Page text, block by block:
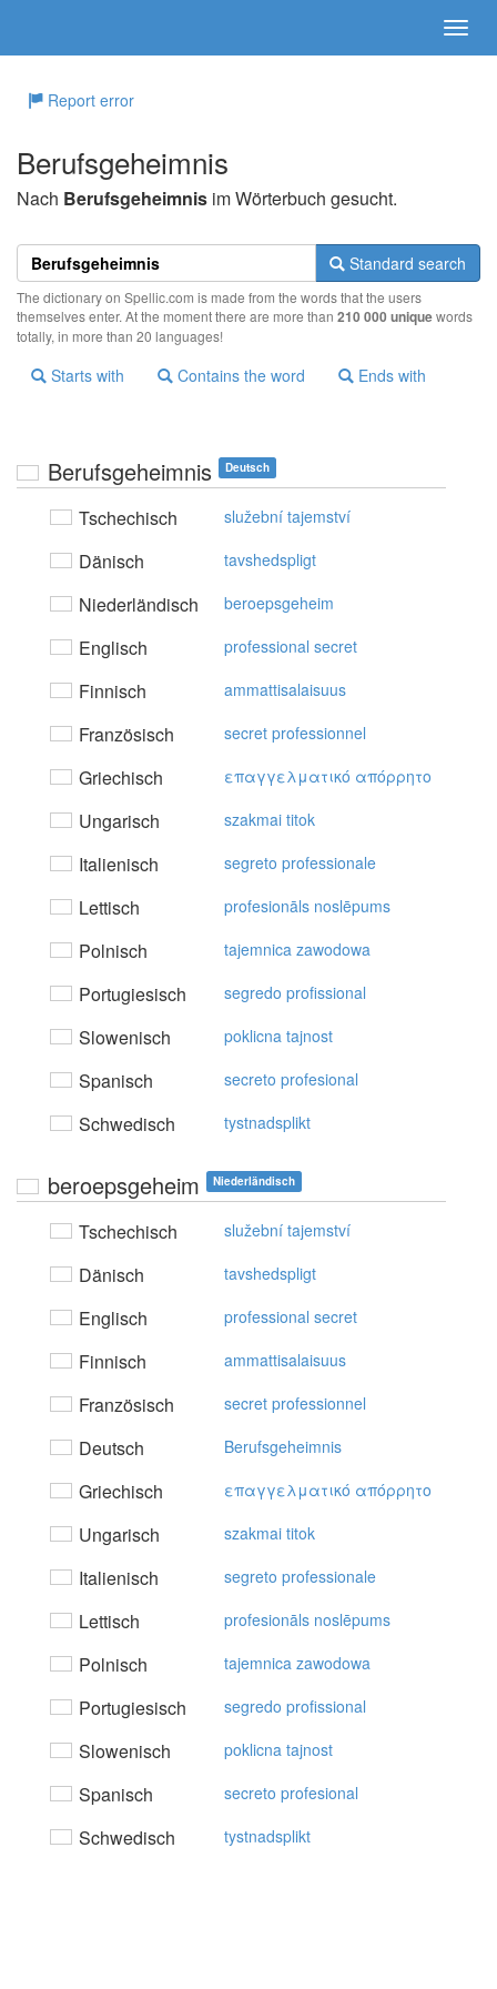
Report error
Berufsgeheimnis
Nach Berufsgeheimnis im Wörterbuch gesucht.
Standard search
The dictionary on Spellic.com is made from the words that the users
themselves enter. At the moment there are more than 210 000 uniquewords
totally, in more than 20 languages!
Starts with Contains the word Ends with
Berufsgeheimnis Deutsch
Tschechisch služební tajemství
Dänisch tavshedspligt
Niederländisch beroepsgeheim
Englisch professional secret
Finnisch ammattisalaisuus
Französisch secret professionnel
Griechisch επαγγελματικό απόρρητo
Ungarisch szakmai titok
Italienisch segreto professionale
Lettisch profesionāls noslēpums
Polnisch tajemnica zawodowa
Portugiesisch segredo profissional
Slowenisch poklicna tajnost
Spanisch secreto profesional
Schwedisch tystnadsplikt
beroepsgeheim Niederländisch
Tschechisch služební tajemství
Dänisch tavshedspligt
Englisch professional secret
Finnisch ammattisalaisuus
Französisch secret professionnel
Deutsch Berufsgeheimnis
Griechisch επαγγελματικό απόρρητo
Ungarisch szakmai titok
Italienisch segreto professionale
Lettisch profesionāls noslēpums
Polnisch tajemnica zawodowa
Portugiesisch segredo profissional
Slowenisch poklicna tajnost
Spanisch secreto profesional
Schwedisch tystnadsplikt